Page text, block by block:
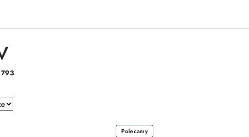
793
Polecamy